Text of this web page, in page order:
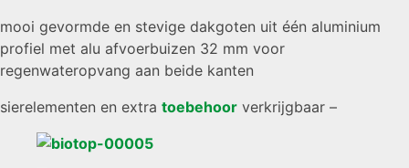
mooi gevormde en stevige dakgoten uit één aluminium
profiel met alu afvoerbuizen 32 mm voor
regenwateropvang aan beide kanten
sierelementen en extra toebehoor verkrijgbaar –